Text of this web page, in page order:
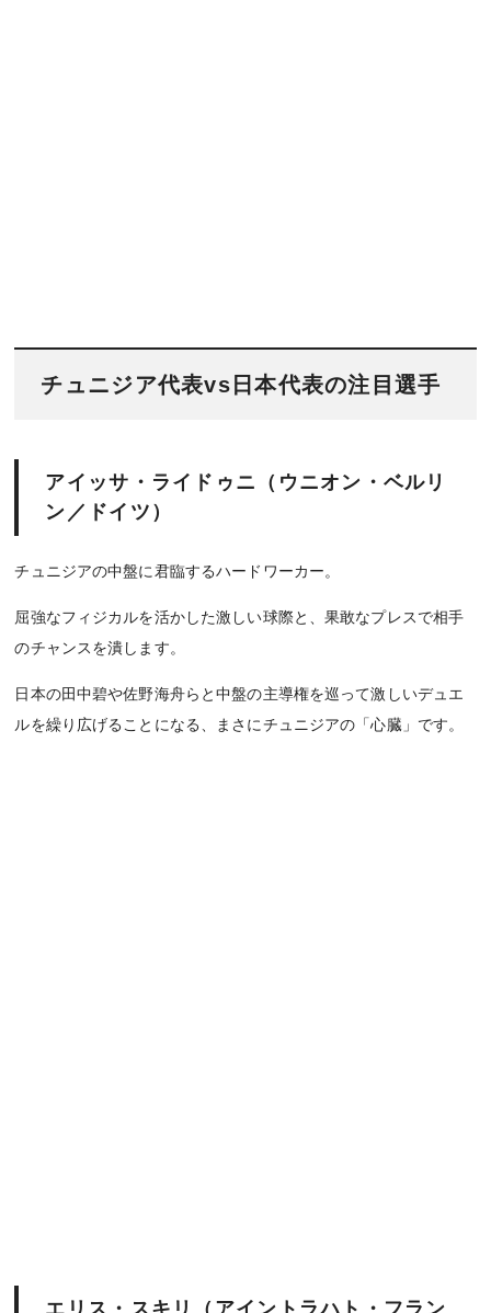
チュニジア代表vs日本代表の注目選手
アイッサ・ライドゥニ（ウニオン・ベルリ
ン／ドイツ）
チュニジアの中盤に君臨するハードワーカー。
屈強なフィジカルを活かした激しい球際と、果敢なプレスで相手
のチャンスを潰します。
日本の田中碧や佐野海舟らと中盤の主導権を巡って激しいデュエ
ルを繰り広げることになる、まさにチュニジアの「心臓」です。